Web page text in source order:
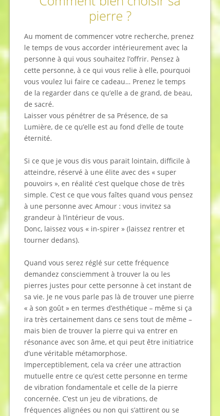
pierre ?
Au moment de commencer votre recherche, prenez
le temps de vous accorder intérieurement avec la
personne à qui vous souhaitez l’offrir. Pensez à
cette personne, à ce qui vous relie à elle, pourquoi
vous voulez lui faire ce cadeau… Prenez le temps
de la regarder dans ce qu’elle a de grand, de beau,
de sacré.
Laisser vous pénétrer de sa Présence, de sa
Lumière, de ce qu’elle est au fond d’elle de toute
éternité.
Si ce que je vous dis vous parait lointain, difficile à
atteindre, réservé à une élite avec des « super
pouvoirs », en réalité c’est quelque chose de très
simple. C’est ce que vous faîtes quand vous pensez
à une personne avec Amour : vous invitez sa
grandeur à l’intérieur de vous.
Donc, laissez vous « in-spirer » (laissez rentrer et
tourner dedans).
Quand vous serez réglé sur cette fréquence
demandez consciemment à trouver la ou les
pierres justes pour cette personne à cet instant de
sa vie. Je ne vous parle pas là de trouver une pierre
« à son goût » en termes d’esthétique – même si ça
ira très certainement dans ce sens tout de même –
mais bien de trouver la pierre qui va entrer en
résonance avec son âme, et qui peut être initiatrice
d’une véritable métamorphose.
Imperceptiblement, cela va créer une attraction
mutuelle entre ce qu’est cette personne en terme
de vibration fondamentale et celle de la pierre
concernée. C’est un jeu de vibrations, de
fréquences alignées ou non qui s’attirent ou se